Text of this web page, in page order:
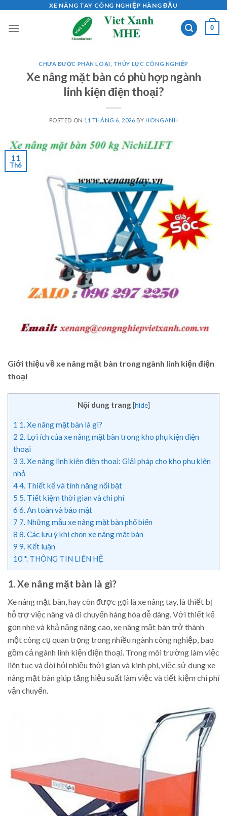
content
XE NÂNG TAY CÔNG NGHIỆP HÀNG ĐẦU
0
CHƯA ĐƯỢC PHÂN LOẠI THỦY LỰC CÔNG NGHIỆP
Xe nâng mặt bàn có phù hợp ngành
linh kiện điện thoại?
POSTED ON 11 THÁNG 6, 2026 BYHONGANH
11
Th6
Giới thiệu về xe nâng mặt bàn trong ngành linh kiện điện
thoại
Nội dung trang [hide]
1 1. Xe nâng mặt bàn là gì?
2 2. Lợi ích của xe nâng mặt bàn trong kho phụ kiện điện
thoại
3 3. Xe nâng linh kiện điện thoại: Giải pháp cho kho phụ kiện
nhỏ
44. Thiết kế và tính năng nổi bật
5 5. Tiết kiệm thời gian và chi phí
6 6. An toàn và bảo mật
7 7. Những mẫu xe nâng mặt bàn phổ biến
8 8. Các lưu ý khi chọn xe nâng mặt bàn
9 9. Kết luận
10 *. THÔNG TIN LIÊN HỆ
1. Xe nâng mặt bàn là gì?
Xe nâng mặt bàn, hay còn được gọi là xe nâng tay, là thiết bị
hỗ trợ việc nâng và di chuyển hàng hóa dễ dàng. Với thiết kế
gọn nhẹ và khả năng nâng cao, xe nâng mặt bàn trở thành
một công cụ quan trọng trong nhiều ngành công nghiệp, bao
gồm cả ngành linh kiện điện thoại. Trong môi trường làm việc
liên tục và đòi hỏi nhiều thời gian và kinh phí, việc sử dụng xe
nâng mặt bàn giúp tăng hiệu suất làm việc và tiết kiệm chi phí
vận chuyển.